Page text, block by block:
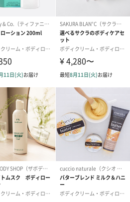
必ずしっかり蓋をしめてください。(2)乳幼
ないところに保管してください。(3)極端
低温の場所、直射日光のあたる場所には
ください。
が生じていないか、よく注意して使用して
粧品がお肌に合わないとき、即ち使用中
射日光にあたって赤み、はれ、かゆみ、
(白斑等)や黒ずみ等の症状があらわれた
中止してください。そのまま化粧品の使
と、症状を悪化させることがありますの
門医等にご相談されることをおすすめし
はれもの、湿疹等、異常のある部位にはお
いでください。○目に入らないようにご注
目に入った場合は、直ちに洗い流してく